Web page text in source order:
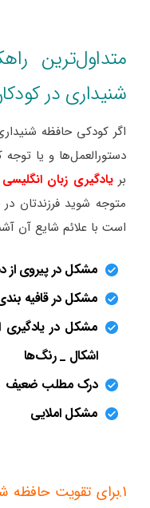
متداول‌ترین
شنیداری در
اگر کودکی حافظه
دستورالعمل‌ها و یا
بریادگیری زبان انگلیسی
متوجه شوید فرزندتان
است با علائم شایع آن
مشکل در پیروی از
مشکل در قافیه
مشکل در یادگیری
اشکال _ رنگ‌ها
درک مطلب ضعیف
مشکل املایی
1.برای تقویت حافظه